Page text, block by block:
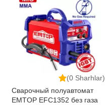
(0 Sharhlar)
Сварочный полуавтомат
EMTOP EFC1352 без газа